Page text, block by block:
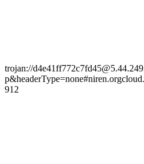
trojan://
912